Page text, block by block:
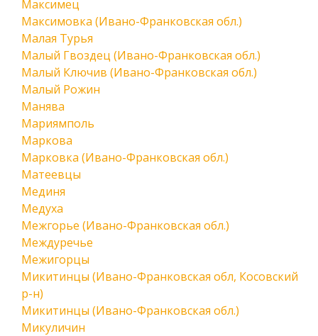
Максимец
Максимовка (Ивано-Франковская обл.)
Малая Турья
Малый Гвоздец (Ивано-Франковская обл.)
Малый Ключив (Ивано-Франковская обл.)
Малый Рожин
Манява
Мариямполь
Маркова
Марковка (Ивано-Франковская обл.)
Матеевцы
Мединя
Медуха
Межгорье (Ивано-Франковская обл.)
Междуречье
Межигорцы
Микитинцы (Ивано-Франковская обл, Косовский
р-н)
Микитинцы (Ивано-Франковская обл.)
Микуличин